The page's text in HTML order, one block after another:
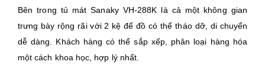
Bên trong tủ mát Sanaky VH-288K là cả một không gian
trưng bày rộng rãi với 2 kệ để đồ có thể tháo dỡ, di chuyển
dễ dàng. Khách hàng có thể sắp xếp, phân loại hàng hóa
một cách khoa học, hợp lý nhất.